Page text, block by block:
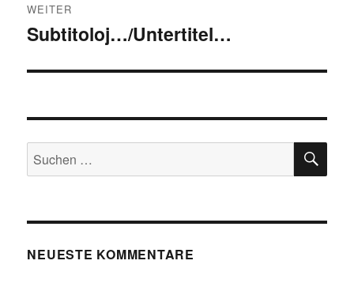
WEITER
Nächster
Subtitoloj…/Untertitel…
Suchen
nach:
NEUESTE KOMMENTARE